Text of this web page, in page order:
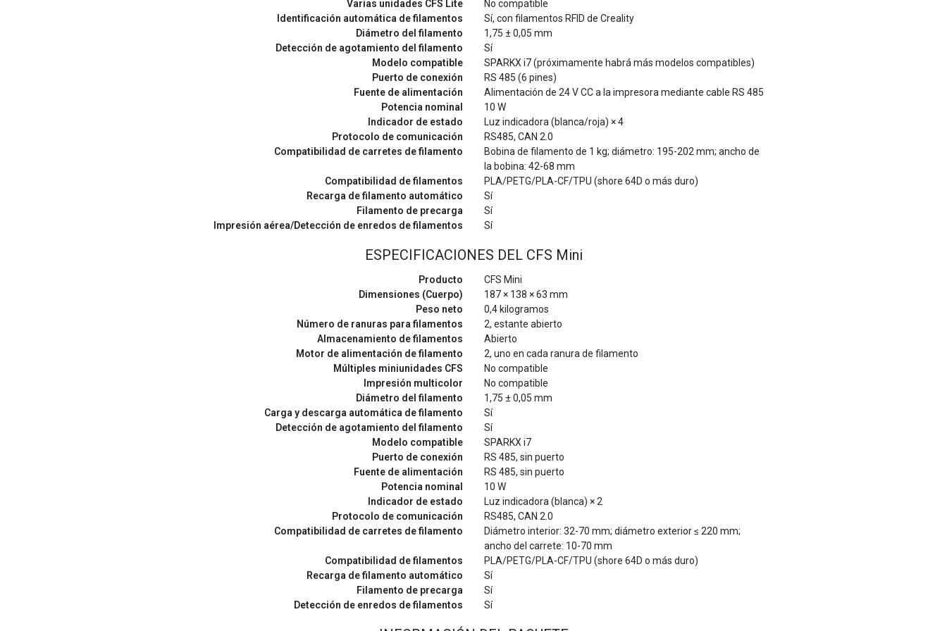
Varias unidades CFS Lite
No compatible
Identificación automática de filamentos
Sí, con filamentos RFID de Creality
Diámetro del filamento
1,75 ± 0,05 mm
Detección de agotamiento del filamento
Sí
Modelo compatible
SPARKX i7 (próximamente habrá más modelos compatibles)
Puerto de conexión
RS 485 (6 pines)
Fuente de alimentación
Alimentación de 24 V CC a la impresora mediante cable RS 485
Potencia nominal
10 W
Indicador de estado
Luz indicadora (blanca/roja) × 4
Protocolo de comunicación
RS485, CAN 2.0
Compatibilidad de carretes de filamento
Bobina de filamento de 1 kg; diámetro: 195-202 mm; ancho de
la bobina: 42-68 mm
Compatibilidad de filamentos
PLA/PETG/PLA-CF/TPU (shore 64D o más duro)
Recarga de filamento automático
Sí
Filamento de precarga
Sí
Impresión aérea/Detección de enredos de filamentos
Sí
ESPECIFICACIONES DEL CFS Mini
Producto
CFS Mini
Dimensiones (Cuerpo)
187 × 138 × 63 mm
Peso neto
0,4 kilogramos
Número de ranuras para filamentos
2, estante abierto
Almacenamiento de filamentos
Abierto
Motor de alimentación de filamento
2, uno en cada ranura de filamento
Múltiples miniunidades CFS
No compatible
Impresión multicolor
No compatible
Diámetro del filamento
1,75 ± 0,05 mm
Carga y descarga automática de filamento
Sí
Detección de agotamiento del filamento
Sí
Modelo compatible
SPARKX i7
Puerto de conexión
RS 485, sin puerto
Fuente de alimentación
RS 485, sin puerto
Potencia nominal
10 W
Indicador de estado
Luz indicadora (blanca) × 2
Protocolo de comunicación
RS485, CAN 2.0
Compatibilidad de carretes de filamento
Diámetro interior: 32-70 mm; diámetro exterior ≤ 220 mm;
ancho del carrete: 10-70 mm
Compatibilidad de filamentos
PLA/PETG/PLA-CF/TPU (shore 64D o más duro)
Recarga de filamento automático
Sí
Filamento de precarga
Sí
Detección de enredos de filamentos
Sí